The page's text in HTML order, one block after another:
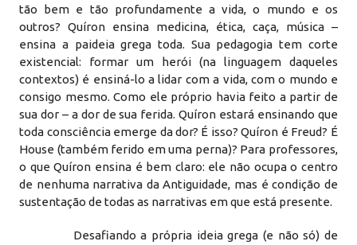
tão bem e tão profundamente a vida, o mundo e os
outros? Quíron ensina medicina, ética, caça, música –
ensina a paideia grega toda. Sua pedagogia tem corte
existencial: formar um herói (na linguagem daqueles
contextos) é ensiná-lo a lidar com a vida, com o mundo e
consigo mesmo. Como ele próprio havia feito a partir de
sua dor – a dor de sua ferida. Quíron estará ensinando que
toda consciência emerge da dor? É isso? Quíron é Freud? É
House (também ferido em uma perna)? Para professores,
o que Quíron ensina é bem claro: ele não ocupa o centro
de nenhuma narrativa da Antiguidade, mas é condição de
sustentação de todas as narrativas em que está presente.
Desafiando a própria ideia grega (e não só) de